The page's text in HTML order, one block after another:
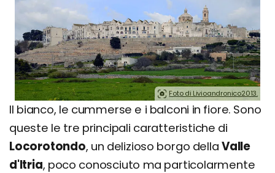
Foto di Livioandronico2013.
Il bianco, le cummerse e i balconi in fiore. Sono
queste le tre principali caratteristiche di
Locorotondo, un delizioso borgo della Valle
d'Itria, poco conosciuto ma particolarmente